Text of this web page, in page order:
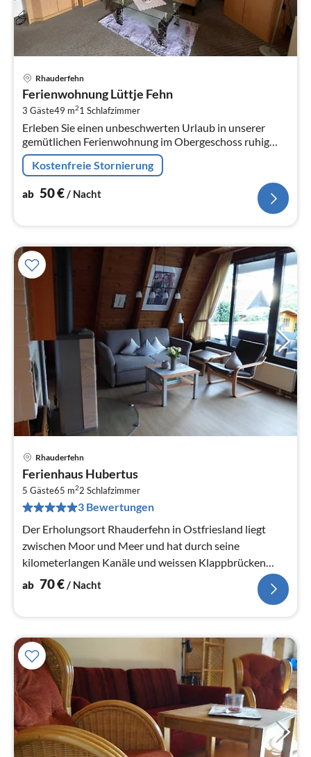
Rhauderfehn
Ferienwohnung Lüttje Fehn
3 Gäste49 m21 Schlafzimmer
Erleben Sie einen unbeschwerten Urlaub in unserer
gemütlichen Ferienwohnung im Obergeschoss ruhig
gelegen und dennoch nur wenige Minuten vom
Zentrum entfernt.
Kostenfreie Stornierung
ab 50€/ Nacht
Rhauderfehn
Ferienhaus Hubertus
5 Gäste65 m22 Schlafzimmer
3 Bewertungen
Der Erholungsort Rhauderfehn in Ostfriesland liegt
zwischen Moor und Meer und hat durch seine
kilometerlangen Kanäle und weissen Klappbrücken
seinen Fehn-Charakter erhalten.
ab 70€/ Nacht